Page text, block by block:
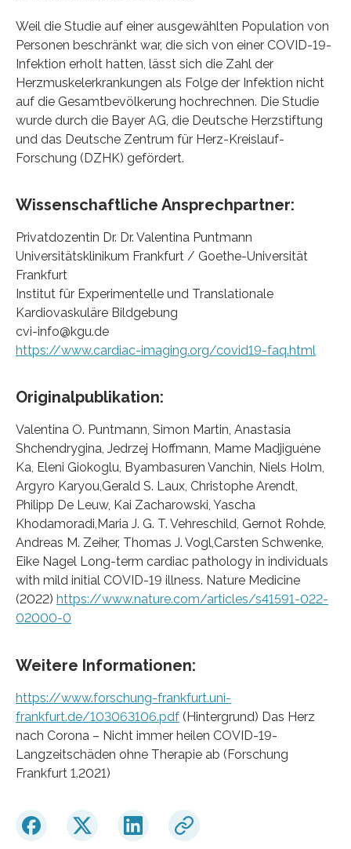
Weil die Studie auf einer ausgewählten Population von
Personen beschränkt war, die sich von einer COVID-19-
Infektion erholt hatten, lässt sich die Zahl der
Herzmuskelerkrankungen als Folge der Infektion nicht
auf die Gesamtbevölkerung hochrechnen. Die Studie
wurde durch die Bayer AG, die Deutsche Herzstiftung
und das Deutsche Zentrum für Herz-Kreislauf-
Forschung (DZHK) gefördert.
Wissenschaftliche Ansprechpartner:
Privatdozentin Dr. Dr. Valentina Puntmann
Universitätsklinikum Frankfurt / Goethe-Universität
Frankfurt
Institut für Experimentelle und Translationale
Kardiovaskuläre Bildgebung
cvi-info@kgu.de
https://www.cardiac-imaging.org/covid19-faq.html
Originalpublikation:
Valentina O. Puntmann, Simon Martin, Anastasia
Shchendrygina, Jedrzej Hoffmann, Mame Madjiguène
Ka, Eleni Giokoglu, Byambasuren Vanchin, Niels Holm,
Argyro Karyou,Gerald S. Laux, Christophe Arendt,
Philipp De Leuw, Kai Zacharowski, Yascha
Khodamoradi,Maria J. G. T. Vehreschild, Gernot Rohde,
Andreas M. Zeiher, Thomas J. Vogl,Carsten Schwenke,
Eike Nagel Long-term cardiac pathology in individuals
with mild initial COVID-19 illness. Nature Medicine
(2022) https://www.nature.com/articles/s41591-022-
02000-0
Weitere Informationen:
https://www.forschung-frankfurt.uni-
frankfurt.de/103063106.pdf (Hintergrund) Das Herz
nach Corona – Nicht immer heilen COVID-19-
Langzeitschäden ohne Therapie ab (Forschung
Frankfurt 1.2021)